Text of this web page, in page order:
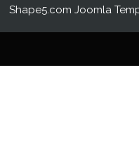
Shape5.comJoomla